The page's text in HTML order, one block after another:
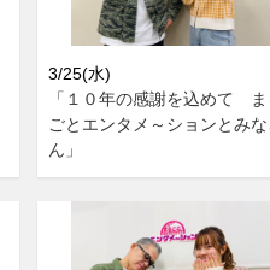
3/25(水)
「１０年の感謝を込めて
ごとエンタメ～ションとみ
ん」